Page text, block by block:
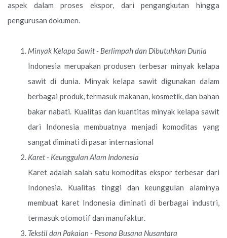
aspek dalam proses ekspor, dari pengangkutan hingga
pengurusan dokumen.
Minyak Kelapa Sawit - Berlimpah dan Dibutuhkan Dunia
Indonesia merupakan produsen terbesar minyak kelapa
sawit di dunia. Minyak kelapa sawit digunakan dalam
berbagai produk, termasuk makanan, kosmetik, dan bahan
bakar nabati. Kualitas dan kuantitas minyak kelapa sawit
dari Indonesia membuatnya menjadi komoditas yang
sangat diminati di pasar internasional
Karet - Keunggulan Alam Indonesia
Karet adalah salah satu komoditas ekspor terbesar dari
Indonesia. Kualitas tinggi dan keunggulan alaminya
membuat karet Indonesia diminati di berbagai industri,
termasuk otomotif dan manufaktur.
Tekstil dan Pakaian - Pesona Busana Nusantara